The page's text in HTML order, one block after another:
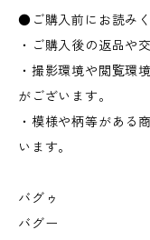
●ご購入前にお読み
・ご購入後の返品や
・撮影環境や閲覧環
がございます。
・模様や柄等がある
います。
バグゥ
バグー